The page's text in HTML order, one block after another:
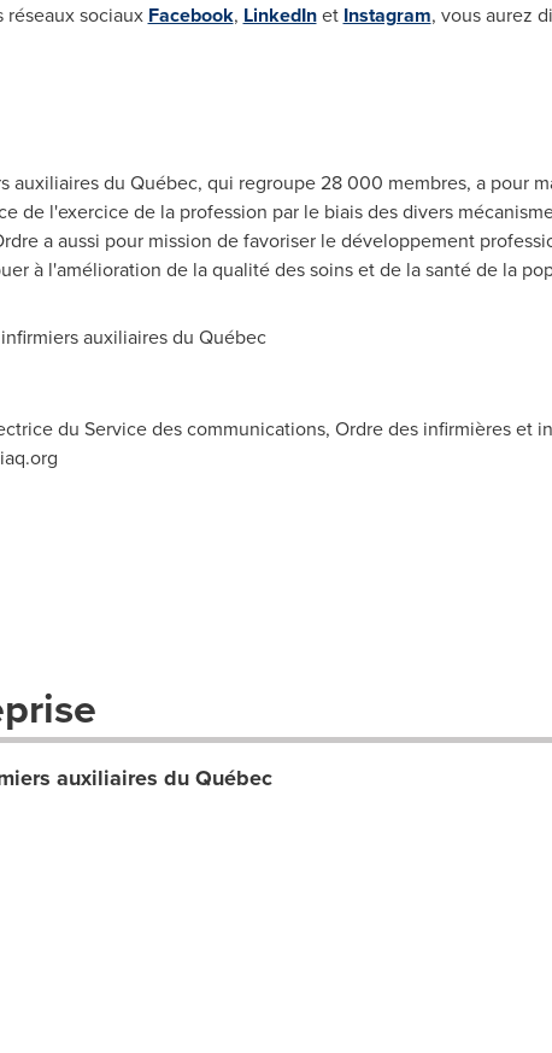
réseaux sociaux Facebook, LinkedInet Instagram, vous aurez
auxiliaires du Québec, qui regroupe 28 000 membres, a pour
de l'exercice de la profession par le biais des divers
a aussi pour mission de favoriser le développement
à l'amélioration de la qualité des soins et de la santé de la
auxiliaires du Québec
du Service des communications, Ordre des infirmières et
auxiliaires du Québec